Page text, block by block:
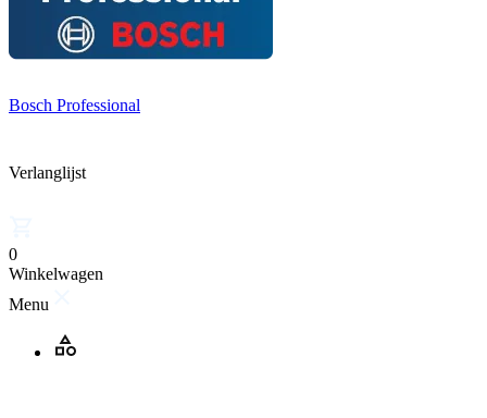
Bosch Professional
Verlanglijst
0
Winkelwagen
Menu